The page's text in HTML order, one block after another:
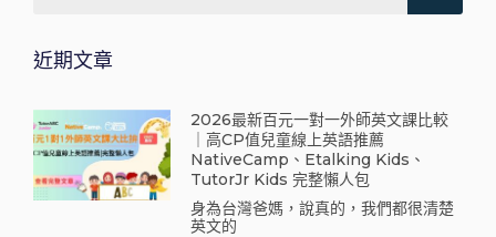
近期文章
2026最新百元一對一外師英文課比較
｜高CP值兒童線上英語推薦
NativeCamp、Etalking Kids、
TutorJr Kids 完整懶人包
身為台灣爸媽，說真的，我們都很清楚
英文的